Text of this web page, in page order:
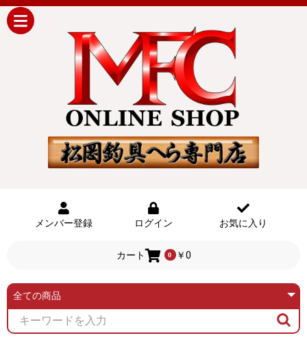
メンバー登録 ログイン お気に入り
カート 0 ￥0